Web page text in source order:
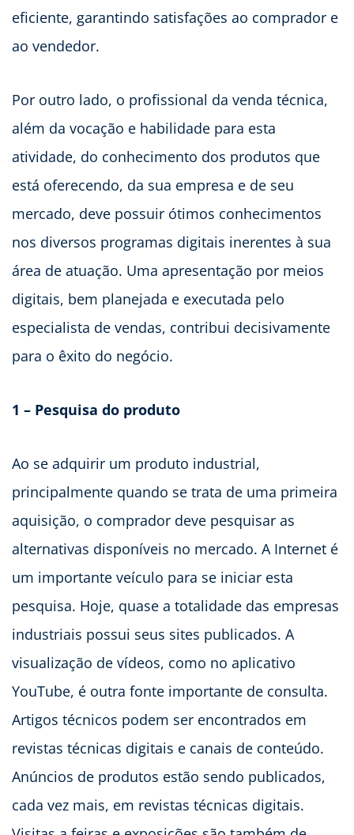
eficiente, garantindo satisfações ao comprador e
ao vendedor.
Por outro lado, o profissional da venda técnica,
além da vocação e habilidade para esta
atividade, do conhecimento dos produtos que
está oferecendo, da sua empresa e de seu
mercado, deve possuir ótimos conhecimentos
nos diversos programas digitais inerentes à sua
área de atuação. Uma apresentação por meios
digitais, bem planejada e executada pelo
especialista de vendas, contribui decisivamente
para o êxito do negócio.
1 – Pesquisa do produto
Ao se adquirir um produto industrial,
principalmente quando se trata de uma primeira
aquisição, o comprador deve pesquisar as
alternativas disponíveis no mercado. A Internet é
um importante veículo para se iniciar esta
pesquisa. Hoje, quase a totalidade das empresas
industriais possui seus sites publicados. A
visualização de vídeos, como no aplicativo
YouTube, é outra fonte importante de consulta.
Artigos técnicos podem ser encontrados em
revistas técnicas digitais e canais de conteúdo.
Anúncios de produtos estão sendo publicados,
cada vez mais, em revistas técnicas digitais.